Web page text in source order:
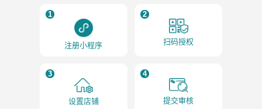
1
注册小程序
2
扫码授权
3
设置店铺
4
提交审核